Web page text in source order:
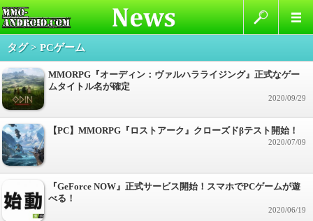
タグ > PCゲーム
MMORPG『オーディン：ヴァルハラライジング』正式なゲー
ムタイトル名が確定
2020/09/29
【PC】MMORPG『ロストアーク』クローズドβテスト開始！
2020/07/09
『GeForce NOW』正式サービス開始！スマホでPCゲームが遊
べる！
2020/06/19